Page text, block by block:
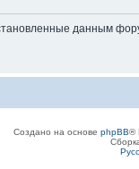
данным
Создано на основе phpBB®